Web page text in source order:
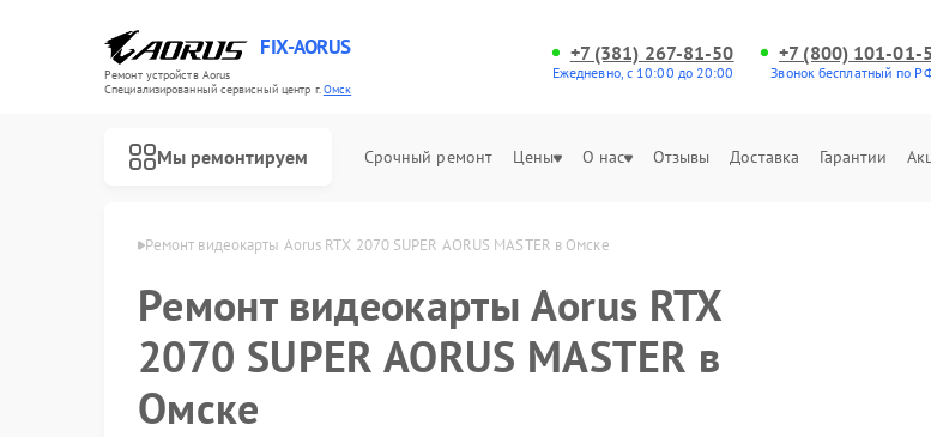
FIX-AORUS
Ремонт устройств Aorus
Специализированный cервисный центр г.Омск
+7 (381) 267-81-50
Ежедневно, с 10:00 до 20:00
+7 (800) 101-01-
Звонок бесплатный по
Мы ремонтируем Срочный ремонт Цены О нас Отзывы Доставка Гарантии
Ремонт видеокарты Aorus RTX 2070 SUPER AORUS MASTER в Омске
Ремонт видеокарты Aorus RTX
2070 SUPER AORUS MASTER в
Омске